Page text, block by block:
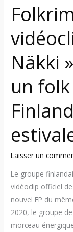
Näkki
un
Laisser un
Le groupe
vidéoclip officiel
nouvel EP du
2020, le groupe
morceau
EP
folk
metal
de
la
Finlande
pour
saison